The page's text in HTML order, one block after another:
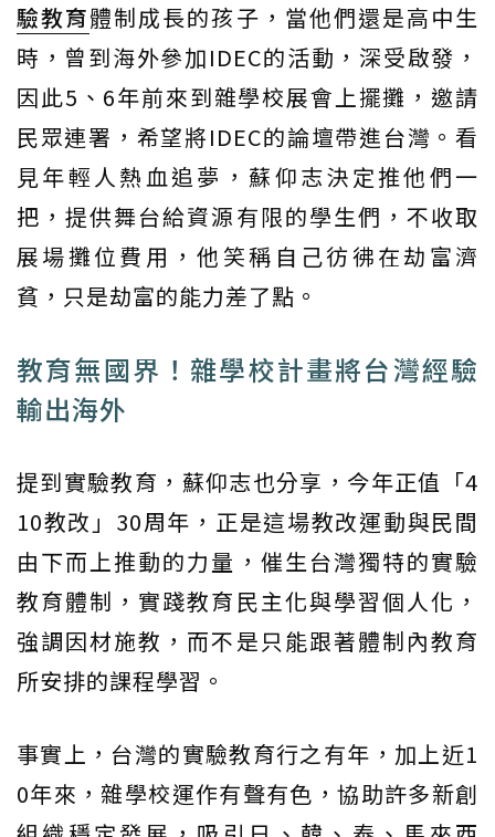
驗教育體制成長的孩子，當他們還是高中生
時，曾到海外參加IDEC的活動，深受啟發，
因此5、6年前來到雜學校展會上擺攤，邀請
民眾連署，希望將IDEC的論壇帶進台灣。看
見年輕人熱血追夢，蘇仰志決定推他們一
把，提供舞台給資源有限的學生們，不收取
展場攤位費用，他笑稱自己彷彿在劫富濟
貧，只是劫富的能力差了點。
教育無國界！雜學校計畫將台灣經驗
輸出海外
提到實驗教育，蘇仰志也分享，今年正值「4
10教改」30周年，正是這場教改運動與民間
由下而上推動的力量，催生台灣獨特的實驗
教育體制，實踐教育民主化與學習個人化，
強調因材施教，而不是只能跟著體制內教育
所安排的課程學習。
事實上，台灣的實驗教育行之有年，加上近1
0年來，雜學校運作有聲有色，協助許多新創